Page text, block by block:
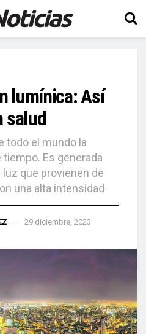
lumínica: Así
salud
todo el mundo la
Es generada
que provienen de
una alta intensidad
29 diciembre, 2023